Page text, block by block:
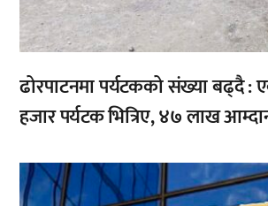
ढोरपाटनमा पर्यटकको संख्या बढ्दै :
हजार पर्यटक भित्रिए, ४७ लाख